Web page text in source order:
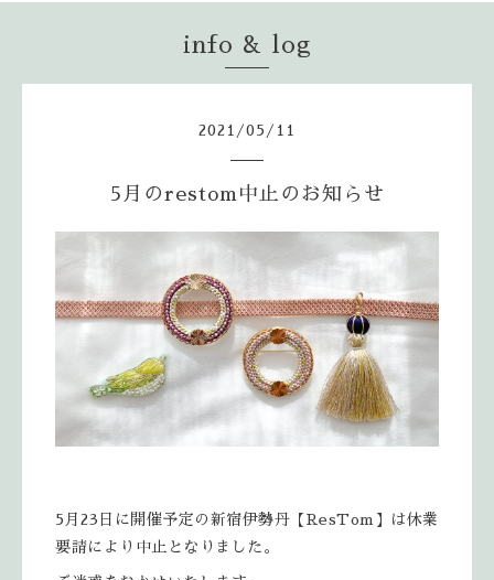
info & log
2021 /05 / 11
5月のrestom中止のお知らせ
5月23日に開催予定の新宿伊勢丹【ResTom】は休業
要請により中止となりました。